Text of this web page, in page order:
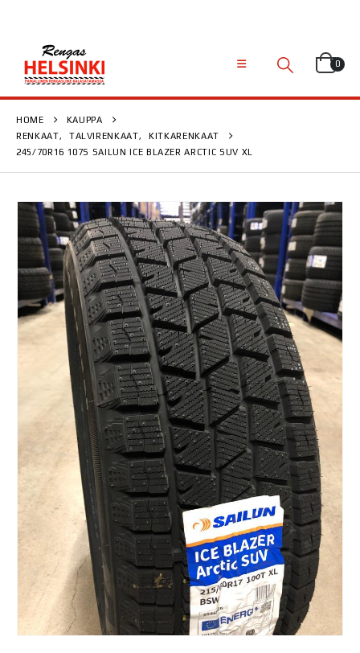
0
HOME
KAUPPA
RENKAAT, TALVIRENKAAT,
KITKARENKAAT
245/70R16 107S SAILUN ICE BLAZER ARCTIC SUV XL